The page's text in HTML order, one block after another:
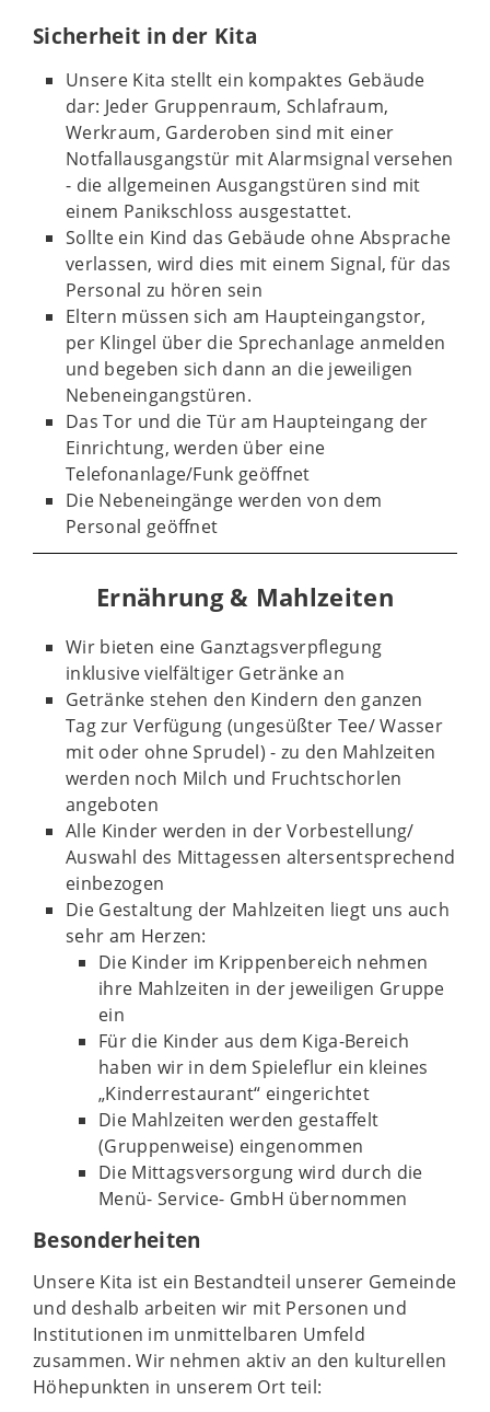
Sicherheit in der Kita
Unsere Kita stellt ein kompaktes Gebäude
dar: Jeder Gruppenraum, Schlafraum,
Werkraum, Garderoben sind mit einer
Notfallausgangstür mit Alarmsignal versehen
- die allgemeinen Ausgangstüren sind mit
einem Panikschloss ausgestattet.
Sollte ein Kind das Gebäude ohne Absprache
verlassen, wird dies mit einem Signal, für das
Personal zu hören sein
Eltern müssen sich am Haupteingangstor,
per Klingel über die Sprechanlage anmelden
und begeben sich dann an die jeweiligen
Nebeneingangstüren.
Das Tor und die Tür am Haupteingang der
Einrichtung, werden über eine
Telefonanlage/Funk geöffnet
Die Nebeneingänge werden von dem
Personal geöffnet
Ernährung & Mahlzeiten
Wir bieten eine Ganztagsverpflegung
inklusive vielfältiger Getränke an
Getränke stehen den Kindern den ganzen
Tag zur Verfügung (ungesüßter Tee/ Wasser
mit oder ohne Sprudel) - zu den Mahlzeiten
werden noch Milch und Fruchtschorlen
angeboten
Alle Kinder werden in der Vorbestellung/
Auswahl des Mittagessen altersentsprechend
einbezogen
Die Gestaltung der Mahlzeiten liegt uns auch
sehr am Herzen:
Die Kinder im Krippenbereich nehmen
ihre Mahlzeiten in der jeweiligen Gruppe
ein
Für die Kinder aus dem Kiga-Bereich
haben wir in dem Spieleflur ein kleines
„Kinderrestaurant“ eingerichtet
Die Mahlzeiten werden gestaffelt
(Gruppenweise) eingenommen
Die Mittagsversorgung wird durch die
Menü- Service- GmbH übernommen
Besonderheiten
Unsere Kita ist ein Bestandteil unserer Gemeinde
und deshalb arbeiten wir mit Personen und
Institutionen im unmittelbaren Umfeld
zusammen. Wir nehmen aktiv an den kulturellen
Höhepunkten in unserem Ort teil: